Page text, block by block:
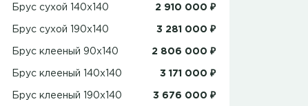
Брус сухой 140x140 2 910 000 ₽
Брус сухой 190x140 3 281 000 ₽
Брус клееный 90x140 2 806 000 ₽
Брус клееный 140x140 3 171 000 ₽
Брус клееный 190x140 3 676 000 ₽